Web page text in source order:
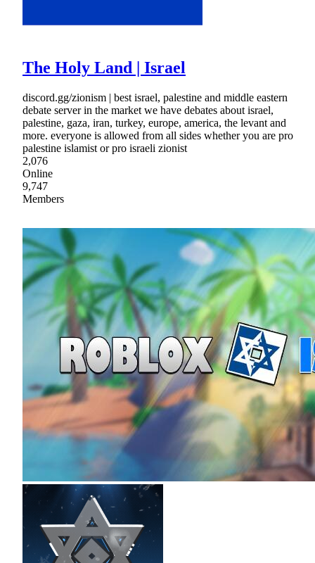
The Holy Land | Israel
discord.gg/zionism | best israel, palestine and middle eastern
debate server in the market we have debates about israel,
palestine, gaza, iran, turkey, europe, america, the levant and
more. everyone is allowed from all sides whether you are pro
palestine islamist or pro israeli zionist
2,076
Online
9,747
Members